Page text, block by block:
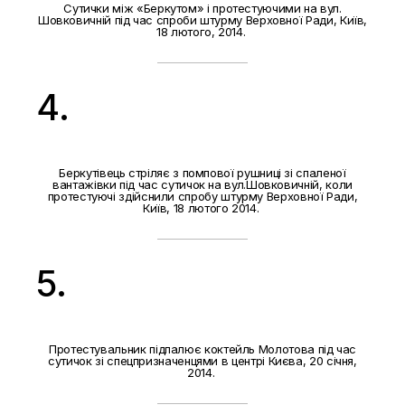
Сутички між «Беркутом» і протестуючими на вул.
Шовковичній під час спроби штурму Верховної Ради, Київ,
18 лютого, 2014.
4.
Беркутівець стріляє з помпової рушниці зі спаленої
вантажівки під час сутичок на вул.Шовковичній, коли
протестуючі здійснили спробу штурму Верховної Ради,
Київ, 18 лютого 2014.
5.
Протестувальник підпалює коктейль Молотова під час
сутичок зі спецпризначенцями в центрі Києва, 20 січня,
2014.